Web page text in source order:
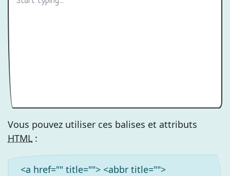
Vous pouvez utiliser ces balises et attributs
HTML :
<a href="" title=""> <abbr title="">